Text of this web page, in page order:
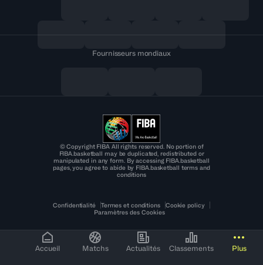
Accueil Matchs Actualités Classements Plus
Fournisseurs mondiaux
© Copyright FIBA All rights reserved. No portion of
FIBA.basketball may be duplicated, redistributed or
manipulated in any form. By accessing FIBA.basketball
pages, you agree to abide by FIBA.basketball terms and
conditions
Confidentialité Termes et conditions
Cookie policy
Paramètres des Cookies